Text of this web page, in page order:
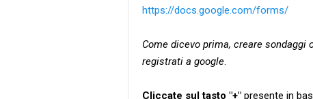
https://docs.google.com/forms/
Come dicevo prima, creare
registrati a google.
Cliccate sul tasto "+" presente in